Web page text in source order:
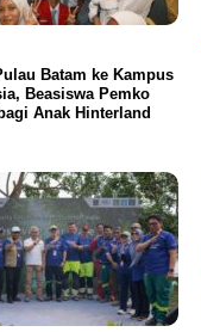
Batam ke Kampus
Beasiswa Pemko
Anak Hinterland